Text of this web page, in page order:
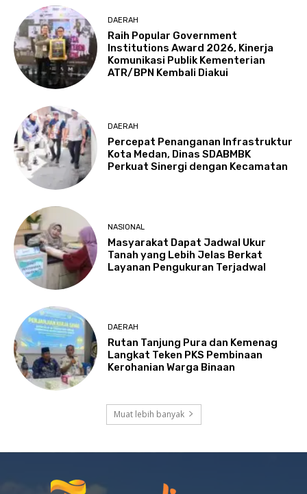
DAERAH
Raih Popular Government
Institutions Award 2026, Kinerja
Komunikasi Publik Kementerian
ATR/BPN Kembali Diakui
DAERAH
Percepat Penanganan Infrastruktur
Kota Medan, Dinas SDABMBK
Perkuat Sinergi dengan Kecamatan
NASIONAL
Masyarakat Dapat Jadwal Ukur
Tanah yang Lebih Jelas Berkat
Layanan Pengukuran Terjadwal
DAERAH
Rutan Tanjung Pura dan Kemenag
Langkat Teken PKS Pembinaan
Kerohanian Warga Binaan
Muat lebih banyak